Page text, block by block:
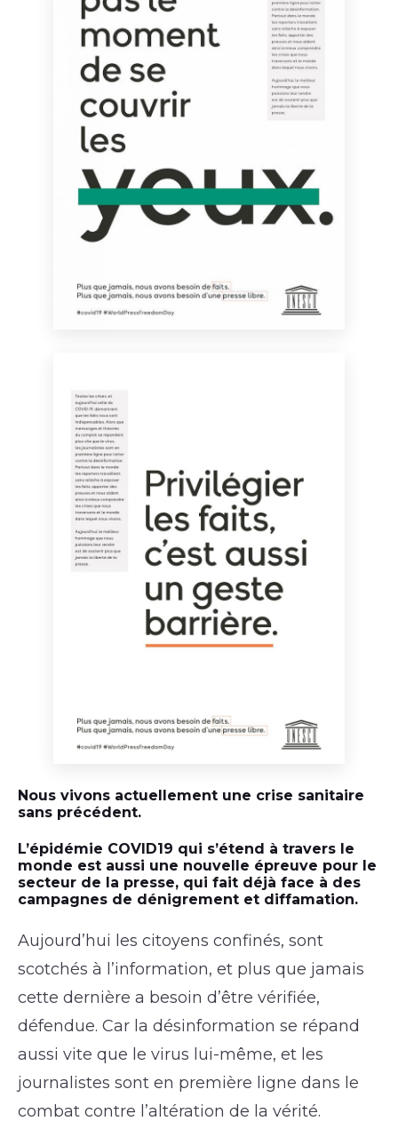
Nous vivons actuellement une crise sanitaire
sans précédent.
L’épidémie COVID19 qui s’étend à travers le
monde est aussi une nouvelle épreuve pour le
secteur de la presse, qui fait déjà face à des
campagnes de dénigrement et diffamation.
Aujourd’hui les citoyens confinés, sont
scotchés à l’information, et plus que jamais
cette dernière a besoin d’être vérifiée,
défendue. Car la désinformation se répand
aussi vite que le virus lui-même, et les
journalistes sont en première ligne dans le
combat contre l’altération de la vérité.